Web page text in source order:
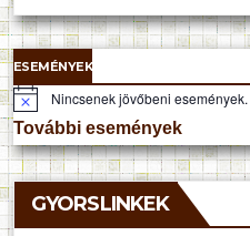
ESEMÉNYEK
N
o
t
i
c
Nincsenek jövőbeni események.
További események
GYORSLINKEK